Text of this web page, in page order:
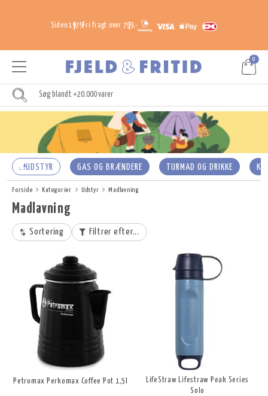
Siden 1979Fri fragt over 799,-
0
UDSTYR GAS OG BRÆNDERE TURMAD OG DRIKKE
Forside Kategorier Udstyr Madlavning
Madlavning
Sortering Filtrer efter...
Petromax Perkomax Coffee Pot 1,5l
LifeStraw Lifestraw Peak Series
Solo